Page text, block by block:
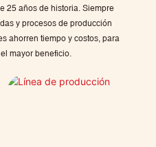
25 años de historia. Siempre
y procesos de producción
ahorren tiempo y costos, para
mayor beneficio.